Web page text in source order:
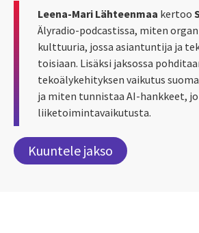
Leena-Mari Lähteenmaa kertoo
Älyradio-podcastissa, miten
kulttuuria, jossa asiantuntija ja
toisiaan. Lisäksi jaksossa
tekoälykehityksen vaikutus
ja miten tunnistaa AI-hankkeet,
liiketoimintavaikutusta.
Kuuntele jakso